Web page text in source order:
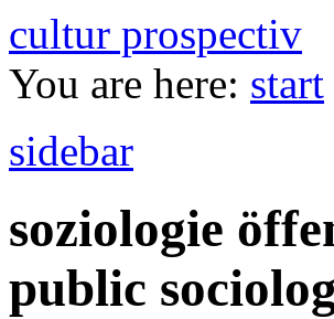
cultur prospectiv
You are here: start
sidebar
soziologie
public